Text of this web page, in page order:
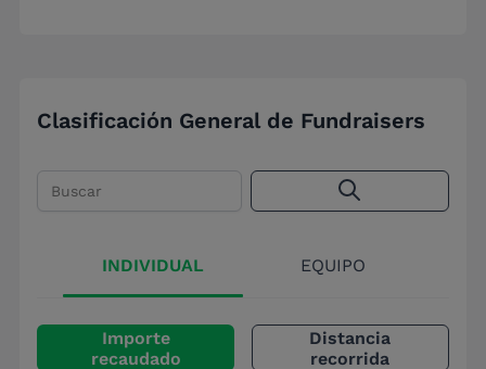
Clasificación General de Fundraisers
INDIVIDUAL EQUIPO
Importe
recaudado
Distancia
recorrida